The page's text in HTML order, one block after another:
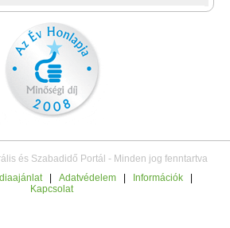
és Szabadidő Portál - Minden jog fenntartva
Adatvédelem Információk
Kapcsolat